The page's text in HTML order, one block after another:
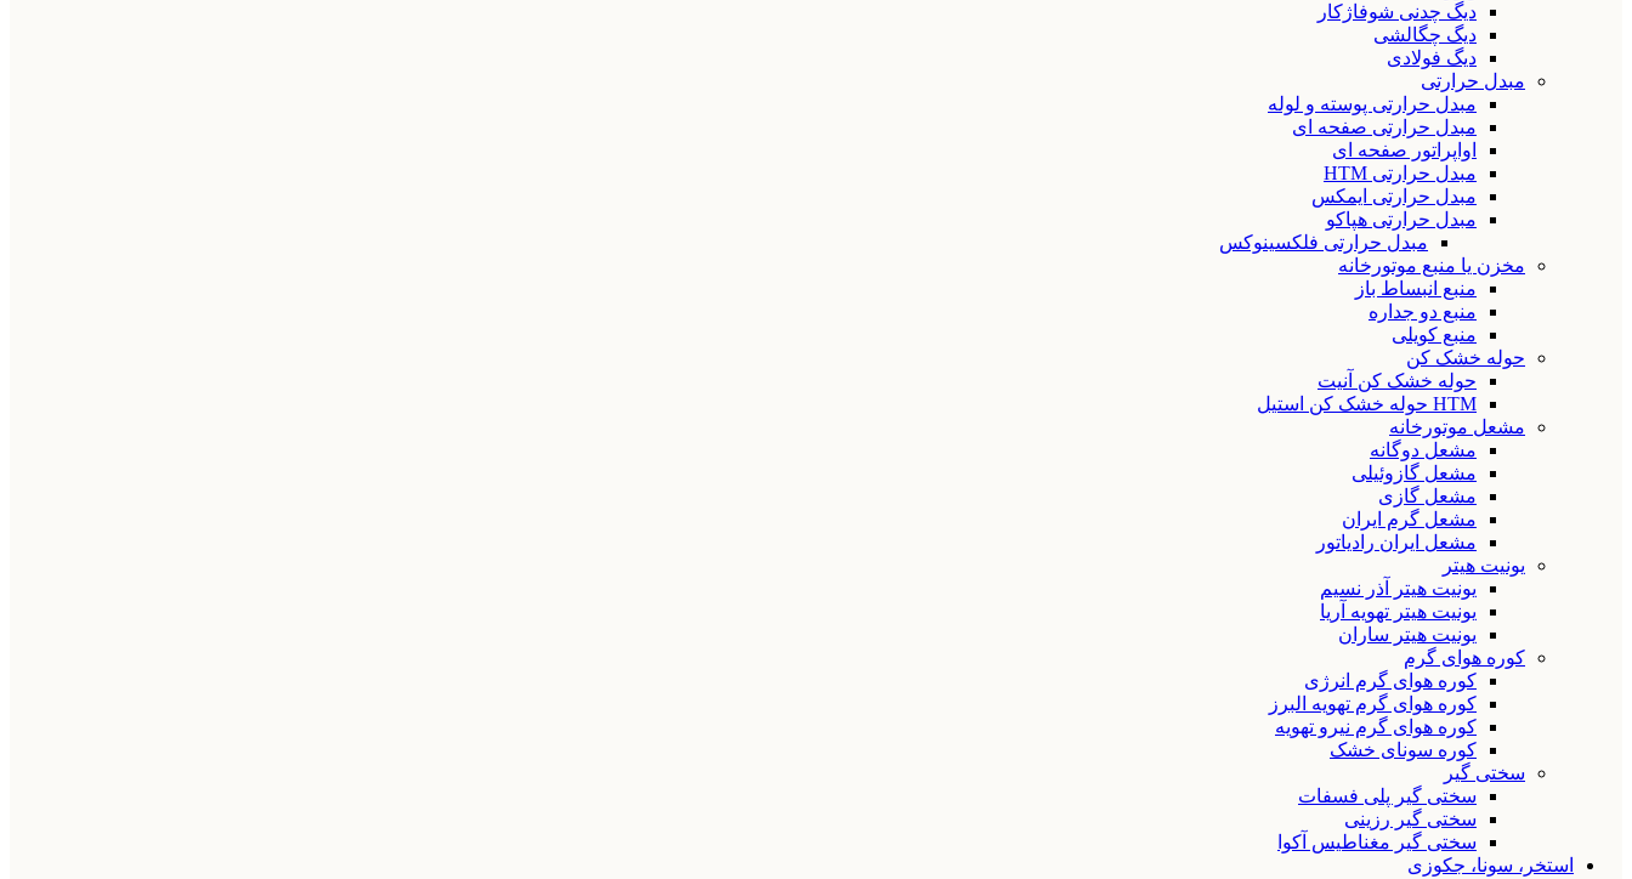
دیگ چدنی شوفاژکار
دیگ چگالشی
دیگ فولادی
مبدل حرارتی
مبدل حرارتی پوسته و لوله
مبدل حرارتی صفحه ای
اواپراتور صفحه ای
مبدل حرارتی HTM
مبدل حرارتی ایمکس
مبدل حرارتی هپاکو
مبدل حرارتی فلکسینوکس
مخزن یا منبع موتورخانه
منبع انبساط باز
منبع دو جداره
منبع کویلی
حوله خشک کن
حوله خشک کن آنیت
HTM حوله خشک کن استیل
مشعل موتورخانه
مشعل دوگانه
مشعل گازوئیلی
مشعل گازی
مشعل گرم ایران
مشعل ایران رادیاتور
یونیت هیتر
یونیت هیتر آذر نسیم
یونیت هیتر تهویه آریا
یونیت هیتر ساران
کوره هوای گرم
کوره هوای گرم انرژی
کوره هوای گرم تهویه البرز
کوره هوای گرم نیرو تهویه
کوره سونای خشک
سختی گیر
سختی گیر پلی فسفات
سختی گیر رزینی
سختی گیر مغناطیس آکوا
استخر، سونا، جکوزی